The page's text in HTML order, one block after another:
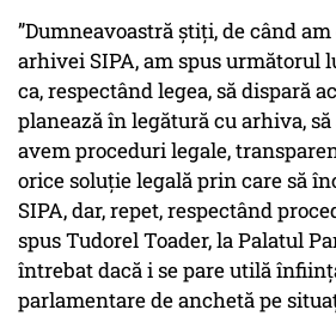
”Dumneavoastră ştiţi, de când
arhivei SIPA, am spus următorul
ca, respectând legea, să dispară
planează în legătură cu arhiva,
avem proceduri legale,
orice soluţie legală prin care să
SIPA, dar, repet, respectând
spus Tudorel Toader, la Palatul
întrebat dacă i se pare utilă
parlamentare de anchetă pe